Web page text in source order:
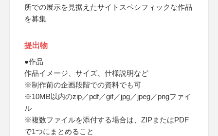
所での展示を見据えたサイトスペシフィックな作品
を募集
提出物
●作品
作品イメージ、サイズ、仕様説明など
※制作前の企画段階での資料でも可
※10MB以内のzip／pdf／gif／jpg／jpeg／pngファイ
ル
※複数ファイルを添付する場合は、ZIPまたはPDF
で1つにまとめること